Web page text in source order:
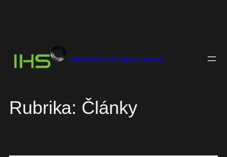
na
obsah
www.ivt-heatingsystems.cz
Rubrika: Články